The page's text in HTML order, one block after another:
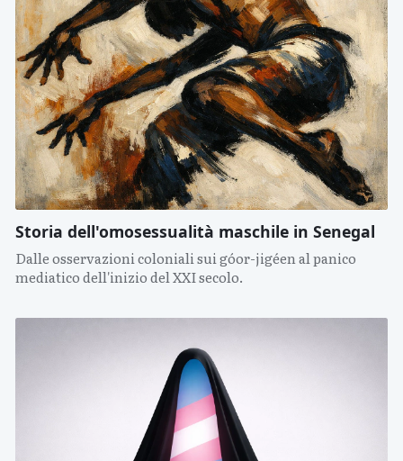
Storia dell'omosessualità maschile in Senegal
Dalle osservazioni coloniali sui góor-jigéen al panico
mediatico dell'inizio del XXI secolo.